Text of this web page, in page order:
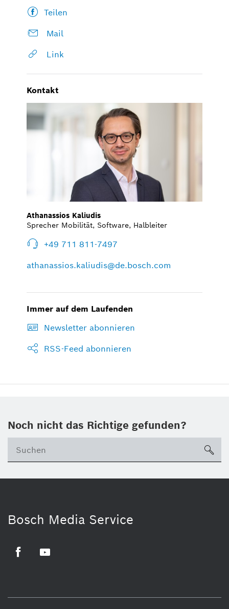
Teilen
Mail
Link
Kontakt
Athanassios Kaliudis
Sprecher Mobilität, Software, Halbleiter
+49 711 811-7497
athanassios.kaliudis@de.bosch.com
Immer auf dem Laufenden
Newsletter abonnieren
RSS-Feed abonnieren
Noch nicht das Richtige gefunden?
Bosch Media Service